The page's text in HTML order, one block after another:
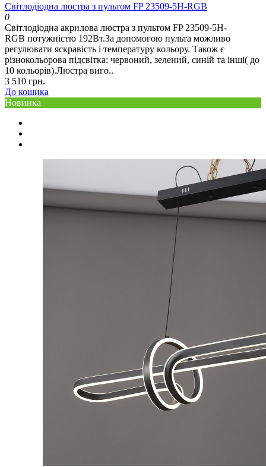
Світлодіодна люстра з пультом FP 23509-5H-RGB
0
Світлодіодна акрилова люстра з пультом FP 23509-5H-
RGB потужністю 192Вт.За допомогою пульта можливо
регулювати яскравість і температуру кольору. Також є
різнокольорова підсвітка: червоний, зелений, синій та інші( до
10 кольорів).Люстра виго..
3 510 грн.
До кошика
Новинка